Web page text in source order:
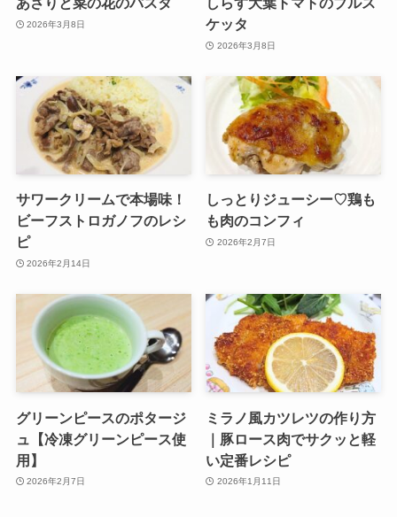
2026年3月8日
ケッタ
2026年3月8日
サワークリームで本場味！
ビーフストロガノフのレシ
ピ
2026年2月14日
しっとりジューシー♡鶏も
も肉のコンフィ
2026年2月7日
グリーンピースのポタージ
ュ【冷凍グリーンピース使
用】
2026年2月7日
ミラノ風カツレツの作り方
｜豚ロース肉でサクッと軽
い定番レシピ
2026年1月11日